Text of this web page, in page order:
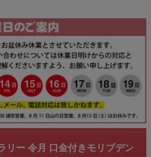
リー 令月 口金付きモリブデン